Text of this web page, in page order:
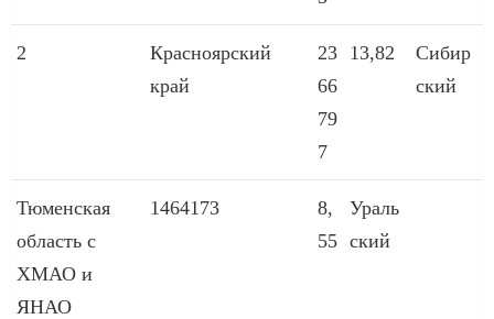
2
Красноярский
край
23
66
79
7
13,82
Сибир
ский
Тюменская
область с
ХМАО и
ЯНАО
1464173
8,
55
Ураль
ский